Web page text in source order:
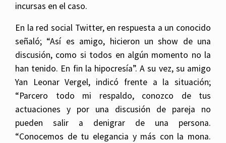
incursas en el caso.
En la red social Twitter, en respuesta a un conocido
señaló; “Así es amigo, hicieron un show de una
discusión, como si todos en algún momento no la
han tenido. En fin la hipocresía”. A su vez, su amigo
Yan Leonar Vergel, indicó frente a la situación;
“Parcero todo mi respaldo, conozco de tus
actuaciones y por una discusión de pareja no
pueden salir a denigrar de una persona.
“Conocemos de tu elegancia y más con la mona.